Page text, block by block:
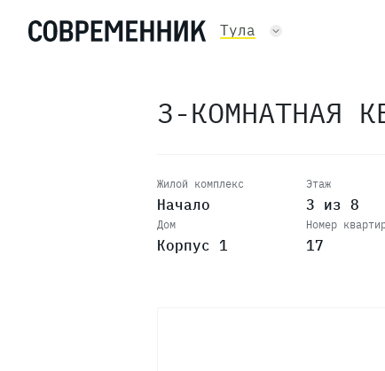
Тула
3-КОМНАТНАЯ
Жилой комплекс
Начало
Дом
Корпус 1
Этаж
3 из 8
Номер
17